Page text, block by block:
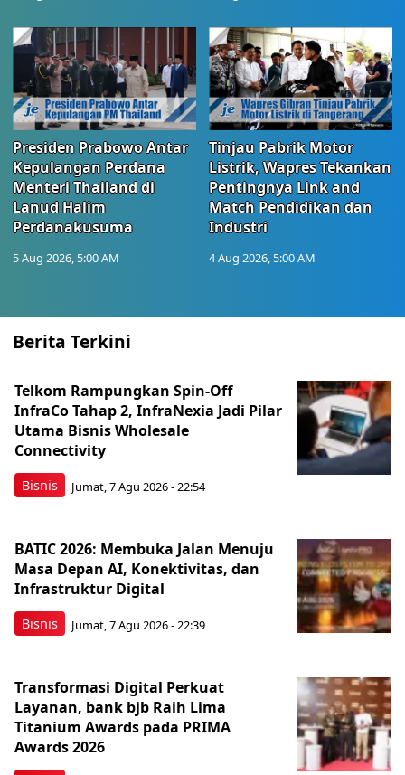
Presiden Prabowo Antar
Kepulangan Perdana
Menteri Thailand di
Lanud Halim
Perdanakusuma
5 Aug 2026, 5:00 AM
Tinjau Pabrik Motor
Listrik, Wapres Tekankan
Pentingnya Link and
Match Pendidikan dan
Industri
4 Aug 2026, 5:00 AM
Berita Terkini
Bisnis
Telkom Rampungkan Spin-Off
InfraCo Tahap 2, InfraNexia Jadi Pilar
Utama Bisnis Wholesale
Connectivity
Jumat, 7 Agu 2026 - 22:54
Bisnis
BATIC 2026: Membuka Jalan Menuju
Masa Depan AI, Konektivitas, dan
Infrastruktur Digital
Jumat, 7 Agu 2026 - 22:39
Transformasi Digital Perkuat
Layanan, bank bjb Raih Lima
Titanium Awards pada PRIMA
Awards 2026